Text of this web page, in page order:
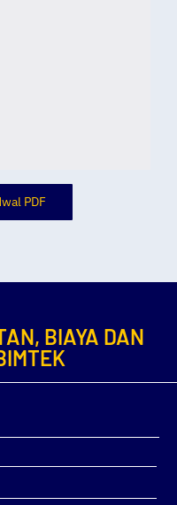
PDF
BIAYA DAN